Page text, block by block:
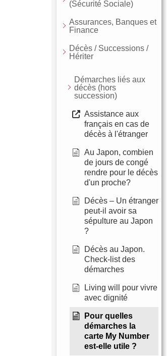
(Sécurité Sociale)
Assurances, Banques et
Finance
Décès / Successions /
Hériter
Démarches liés aux
décès (hors
succession)
Assistance aux
français en cas de
décès à l'étranger
Au Japon, combien
de jours de congé
rendre pour le décès
d'un proche?
Décès – Un étranger
peut-il avoir sa
sépulture au Japon
?
Décès au Japon.
Check-list des
démarches
Living will pour vivre
avec dignité
Pour quelles
démarches la
carte My Number
est-elle utile ?